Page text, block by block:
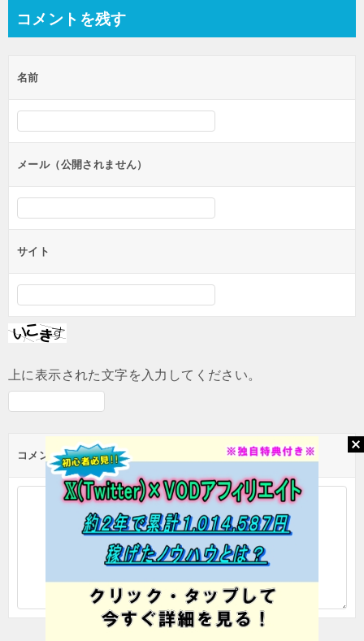
ビ
ー
シ
ョ
ン
コメントを残す
名前
メール（公開されません）
サイト
上に表示された文字を入力してください。
コメント